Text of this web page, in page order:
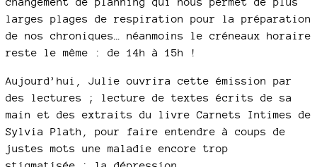
larges plages de respiration pour la préparation
de nos chroniques… néanmoins le créneaux horaire
reste le même : de 14h à 15h !
Aujourd’hui, Julie ouvrira cette émission par
des lectures ; lecture de textes écrits de sa
main et des extraits du livre Carnets Intimes de
Sylvia Plath, pour faire entendre à coups de
justes mots une maladie encore trop